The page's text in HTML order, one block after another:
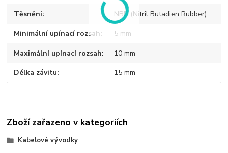
Těsnění NBR (Nitril Butadien Rubber)
Minimální upínací rozsah 5 mm
Maximální upínací rozsah 10 mm
Délka závitu 15 mm
Zboží zařazeno v kategoriích
Kabelové vývodky